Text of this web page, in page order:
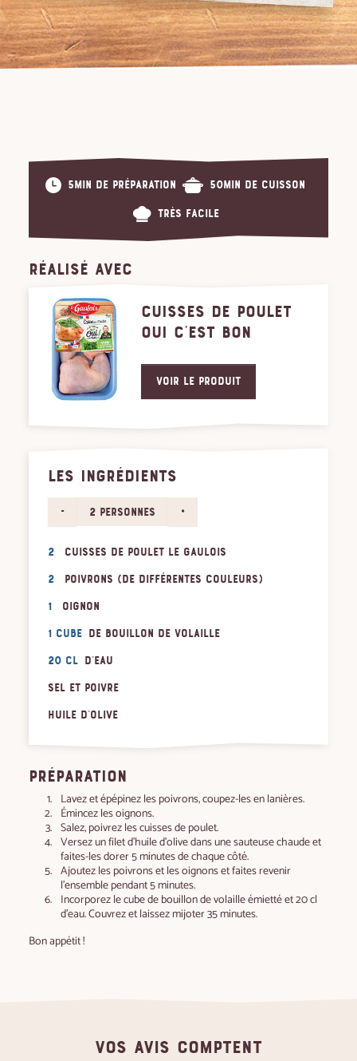
5min de préparation 50min de cuisson
Très facile
RÉALISÉ AVEC
CUISSES DE POULET
OUI C'EST BON
Voir le produit
LES INGRÉDIENTS
- 2 personnes +
2 cuisses de poulet Le Gaulois
2 poivrons (de différentes couleurs)
1 oignon
1 cube de bouillon de volaille
20 cl d'eau
Sel et poivre
Huile d'olive
PRÉPARATION
Lavez et épépinez les poivrons, coupez-les en lanières.
Émincez les oignons.
Salez, poivrez les cuisses de poulet.
Versez un filet d’huile d’olive dans une sauteuse chaude et
faites-les dorer 5 minutes de chaque côté.
Ajoutez les poivrons et les oignons et faites revenir
l’ensemble pendant 5 minutes.
Incorporez le cube de bouillon de volaille émietté et 20 cl
d’eau. Couvrez et laissez mijoter 35 minutes.
Bon appétit !
VOS AVIS COMPTENT